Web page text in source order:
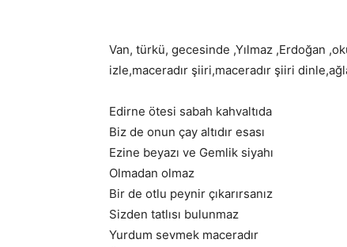
Van, türkü, gecesinde ,Yılmaz ,Erdoğan
izle,maceradır şiiri,maceradır şiiri
Edirne ötesi sabah kahvaltıda
Biz de onun çay altıdır esası
Ezine beyazı ve Gemlik siyahı
Olmadan olmaz
Bir de otlu peynir çıkarırsanız
Sizden tatlısı bulunmaz
Yurdum sevmek maceradır